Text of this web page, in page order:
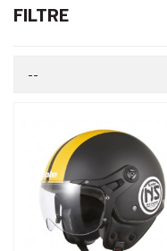
Vous retrouverez une
casque comme des
guidon de votre scooter.
vigueur. N'oubliez pas
visère de
élément indispensable
et rouler en toute
FILTRE
--